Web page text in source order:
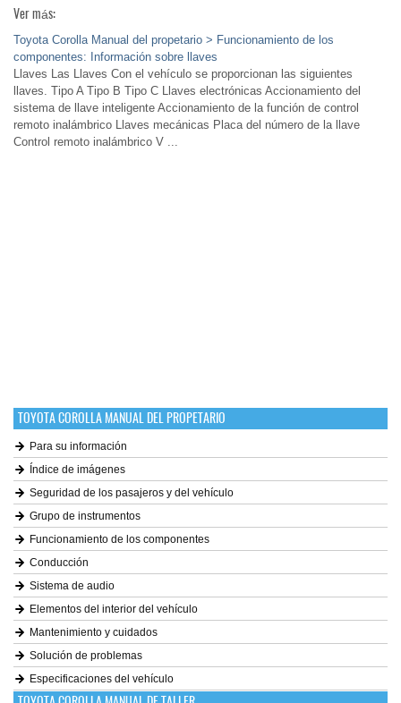
Ver más:
Toyota Corolla Manual del propetario > Funcionamiento de los
componentes: Información sobre llaves
Llaves Las Llaves Con el vehículo se proporcionan las siguientes
llaves. Tipo A Tipo B Tipo C Llaves electrónicas Accionamiento del
sistema de llave inteligente Accionamiento de la función de control
remoto inalámbrico Llaves mecánicas Placa del número de la llave
Control remoto inalámbrico V ...
TOYOTA COROLLA MANUAL DEL PROPETARIO
Para su información
Índice de imágenes
Seguridad de los pasajeros y del vehículo
Grupo de instrumentos
Funcionamiento de los componentes
Conducción
Sistema de audio
Elementos del interior del vehículo
Mantenimiento y cuidados
Solución de problemas
Especificaciones del vehículo